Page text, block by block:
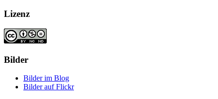
Lizenz
Bilder
Bilder im Blog
Bilder auf Flickr